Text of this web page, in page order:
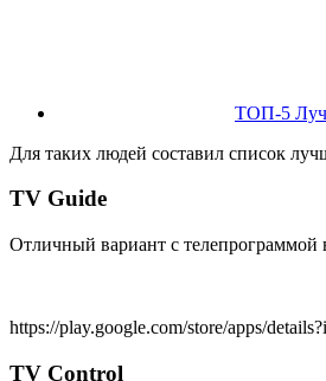
ТОП-5
Для таких людей составил список
TV Guide
Отличный вариант с телепрограммой
https://play.google.com/store/apps/
TV Control